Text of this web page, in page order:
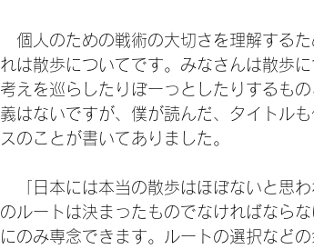
個人のための戦術の大切さを理解する
れは散歩についてです。みなさんは散歩
考えを巡らしたりぼーっとしたりするも
義はないですが、僕が読んだ、タイトル
スのことが書いてありました。
「日本には本当の散歩はほぼないと思
のルートは決まったものでなければなら
にのみ専念できます。ルートの選択など